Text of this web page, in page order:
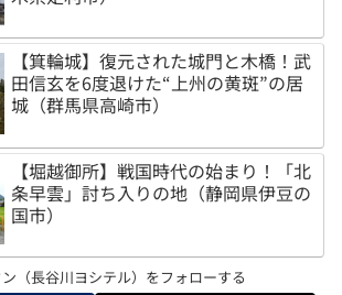
【箕輪城】復元された城門と木橋！武
田信玄を6度退けた“上州の黄斑”の居
城（群馬県高崎市）
【堀越御所】戦国時代の始まり！「北
条早雲」討ち入りの地（静岡県伊豆の
国市）
（長谷川ヨシテル）をフォローする